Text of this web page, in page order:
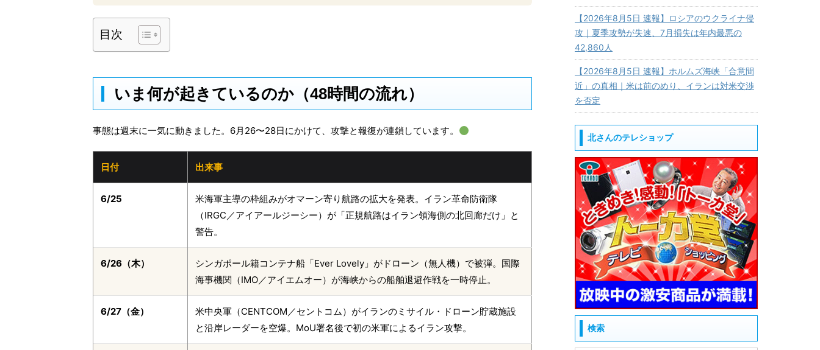
目次
いま何が起きているのか（48時間の流れ）
事態は週末に一気に動きました。6月26〜28日にかけて、攻撃と報復が連鎖しています。
日付 出来事
6/25
米海軍主導の枠組みがオマーン寄り航路の拡大を発表。イラン革命防衛隊
（IRGC／アイアールジーシー）が「正規航路はイラン領海側の北回廊だけ」と
警告。
6/26（木）
シンガポール籍コンテナ船「Ever Lovely」がドローン（無人機）で被弾。国際
海事機関（IMO／アイエムオー）が海峡からの船舶退避作戦を一時停止。
6/27（金）
米中央軍（CENTCOM／セントコム）がイランのミサイル・ドローン貯蔵施設
と沿岸レーダーを空爆。MoU署名後で初の米軍によるイラン攻撃。
【2026年8月5日 速報】ロシアのウクライナ侵
攻｜夏季攻勢が失速、7月損失は年内最悪の
42,860人
【2026年8月5日 速報】ホルムズ海峡「合意間
近」の真相｜米は前のめり、イランは対米交渉
を否定
北さんのテレショップ
検索